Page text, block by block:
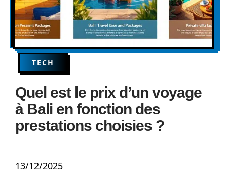
TECH
Quel est le prix d’un voyage
à Bali en fonction des
prestations choisies ?
13/12/2025